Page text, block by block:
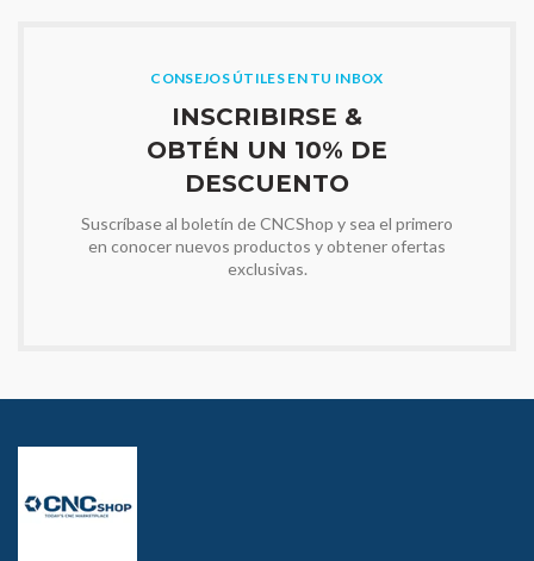
CONSEJOS ÚTILES EN TU INBOX
INSCRIBIRSE &
OBTÉN UN 10% DE
DESCUENTO
Suscríbase al boletín de CNCShop y sea el primero
en conocer nuevos productos y obtener ofertas
exclusivas.